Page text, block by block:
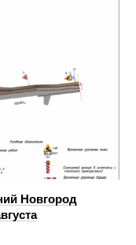
Новгород